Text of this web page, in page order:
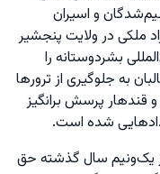
و اسیران
ملکی در ولایت پنجشیر
بشردوستانه را
به جلوگیری از ترورها
قندهار پرسش برانگیز
شده است.
یک‌ونیم سال گذشته حق